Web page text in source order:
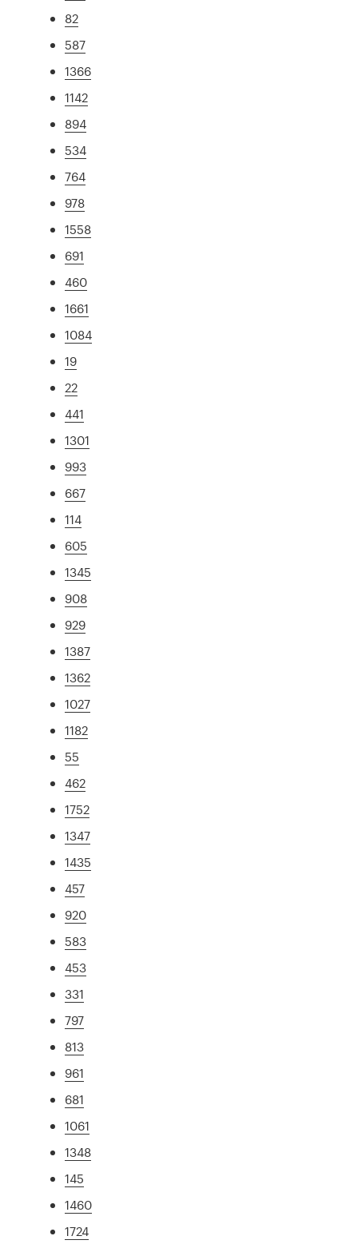
82
587
1366
1142
894
534
764
978
1558
691
460
1661
1084
19
22
441
1301
993
667
114
605
1345
908
929
1387
1362
1027
1182
55
462
1752
1347
1435
457
920
583
453
331
797
813
961
681
1061
1348
145
1460
1724